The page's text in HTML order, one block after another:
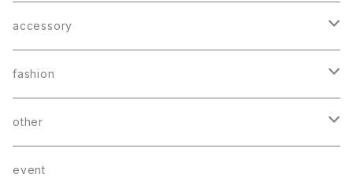
memo
sticker
book mark
accessory
earring
charm
bracelet
fashion
bag
wear
other
CD
event